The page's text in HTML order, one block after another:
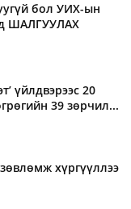
бол УИХ-ын
ШАЛГУУЛАХ
үйлдвэрээс 20
39 зөрчил...
хүргүүллээ